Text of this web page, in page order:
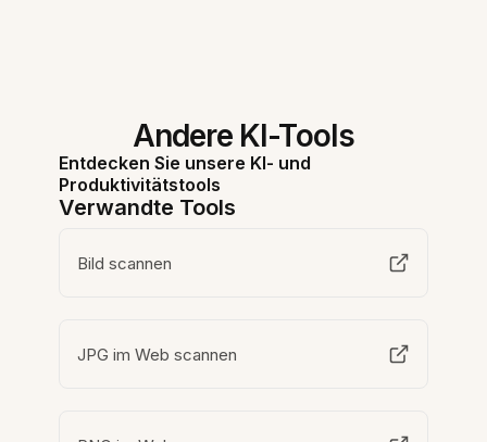
Andere KI-Tools
Entdecken Sie unsere KI- und
Produktivitätstools
Verwandte Tools
Bild scannen
JPG im Web scannen